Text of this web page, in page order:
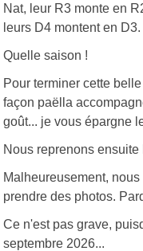
Nat, leur R3 monte en
leurs D4 montent en D3.
Quelle saison !
Pour terminer cette
façon paëlla
goût... je vous épargne
Nous reprenons
Malheureusement,
prendre des photos.
Ce n'est pas grave,
septembre 2026...